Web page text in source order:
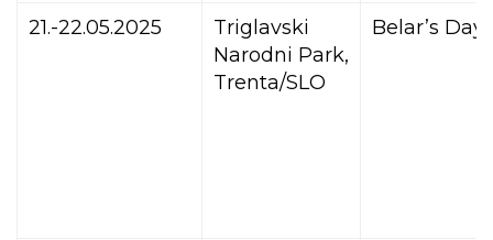
21.-22.05.2025
Triglavski
Narodni Park,
Trenta/SLO
Belar’s Days